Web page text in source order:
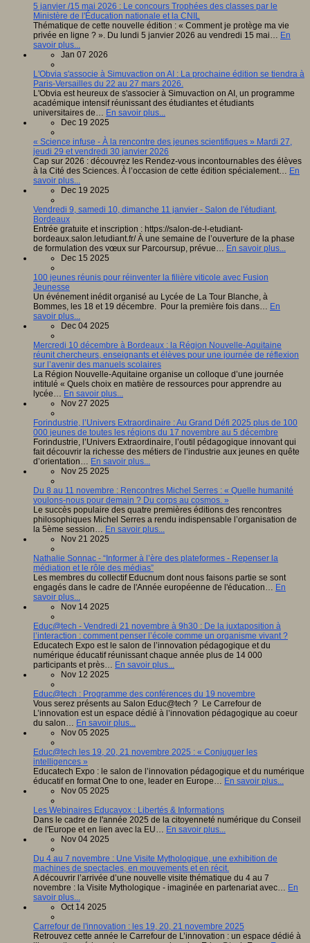
5 janvier /15 mai 2026 : Le concours Trophées des classes par le
Ministère de l'Éducation nationale et la CNIL
Thématique de cette nouvelle édition : « Comment je protège ma vie
privée en ligne ? ». Du lundi 5 janvier 2026 au vendredi 15 mai… En
savoir plus...
Jan 07 2026
L'Obvia s'associe à Simuvaction on AI : La prochaine édition se tiendra à
Paris-Versailles du 22 au 27 mars 2026.
L'Obvia est heureux de s'associer à Simuvaction on AI, un programme
académique intensif réunissant des étudiantes et étudiants
universitaires de… En savoir plus...
Dec 19 2025
« Science infuse - À la rencontre des jeunes scientifiques » Mardi 27,
jeudi 29 et vendredi 30 janvier 2026
Cap sur 2026 : découvrez les Rendez-vous incontournables des élèves
à la Cité des Sciences. À l’occasion de cette édition spécialement… En
savoir plus...
Dec 19 2025
Vendredi 9, samedi 10, dimanche 11 janvier - Salon de l'étudiant,
Bordeaux
Entrée gratuite et inscription : https://salon-de-l-etudiant-
bordeaux.salon.letudiant.fr/ À une semaine de l’ouverture de la phase
de formulation des vœux sur Parcoursup, prévue… En savoir plus...
Dec 15 2025
100 jeunes réunis pour réinventer la filière viticole avec Fusion
Jeunesse
Un événement inédit organisé au Lycée de La Tour Blanche, à
Bommes, les 18 et 19 décembre. Pour la première fois dans… En
savoir plus...
Dec 04 2025
Mercredi 10 décembre à Bordeaux : la Région Nouvelle-Aquitaine
réunit chercheurs, enseignants et élèves pour une journée de réflexion
sur l’avenir des manuels scolaires
La Région Nouvelle-Aquitaine organise un colloque d’une journée
intitulé « Quels choix en matière de ressources pour apprendre au
lycée… En savoir plus...
Nov 27 2025
Forindustrie, l’Univers Extraordinaire : Au Grand Défi 2025 plus de 100
000 jeunes de toutes les régions du 17 novembre au 5 décembre
Forindustrie, l’Univers Extraordinaire, l’outil pédagogique innovant qui
fait découvrir la richesse des métiers de l’industrie aux jeunes en quête
d’orientation… En savoir plus...
Nov 25 2025
Du 8 au 11 novembre : Rencontres Michel Serres : « Quelle humanité
voulons-nous pour demain ? Du corps au cosmos. »
Le succès populaire des quatre premières éditions des rencontres
philosophiques Michel Serres a rendu indispensable l’organisation de
la 5ème session… En savoir plus...
Nov 21 2025
Nathalie Sonnac - “Informer à l’ère des plateformes - Repenser la
médiation et le rôle des médias”
Les membres du collectif Educnum dont nous faisons partie se sont
engagés dans le cadre de l'Année européenne de l'éducation… En
savoir plus...
Nov 14 2025
Educ@tech - Vendredi 21 novembre à 9h30 : De la juxtaposition à
l’interaction : comment penser l’école comme un organisme vivant ?
Educatech Expo est le salon de l’innovation pédagogique et du
numérique éducatif réunissant chaque année plus de 14 000
participants et près… En savoir plus...
Nov 12 2025
Educ@tech : Programme des conférences du 19 novembre
Vous serez présents au Salon Educ@tech ? Le Carrefour de
L’innovation est un espace dédié à l’innovation pédagogique au coeur
du salon… En savoir plus...
Nov 05 2025
Educ@tech les 19, 20, 21 novembre 2025 : « Conjuguer les
intelligences »
Educatech Expo : le salon de l’innovation pédagogique et du numérique
éducatif en format One to one, leader en Europe… En savoir plus...
Nov 05 2025
Les Webinaires Educavox : Libertés & Informations
Dans le cadre de l'année 2025 de la citoyenneté numérique du Conseil
de l'Europe et en lien avec la EU… En savoir plus...
Nov 04 2025
Du 4 au 7 novembre : Une Visite Mythologique, une exhibition de
machines de spectacles, en mouvements et en récit.
A découvrir l’arrivée d’une nouvelle visite thématique du 4 au 7
novembre : la Visite Mythologique - imaginée en partenariat avec… En
savoir plus...
Oct 14 2025
Carrefour de l'innovation : les 19, 20, 21 novembre 2025
Retrouvez cette année le Carrefour de L’innovation : un espace dédié à